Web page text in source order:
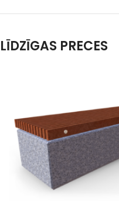
LĪDZĪGAS PRECES